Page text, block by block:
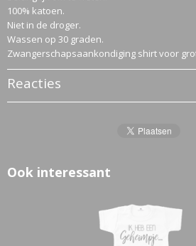
100% katoen.
Niet in de droger.
Wassen op 30 graden.
Zwangerschapsaankondiging shirt voor
Reacties
Ook interessant